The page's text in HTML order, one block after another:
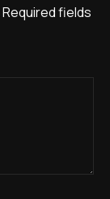
Required fields